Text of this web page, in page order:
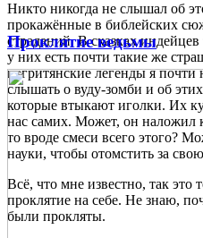
Никто никогда не слышал об
прокажённые в библейских
страданий. В сказках
у них есть почти такие же
негритянские легенды я
слышать о вуду-зомби и об
которые втыкают иголки. Их
нас самих. Может, он наложил
то вроде смеси всего этого?
науки, чтобы отомстить за
Всё, что мне известно, так
проклятие на себе. Не знаю,
были прокляты.
Проклятие ведьмы